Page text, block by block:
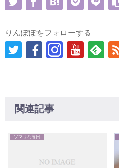
りんぽぽをフォローする
関連記事
ソマリな毎日